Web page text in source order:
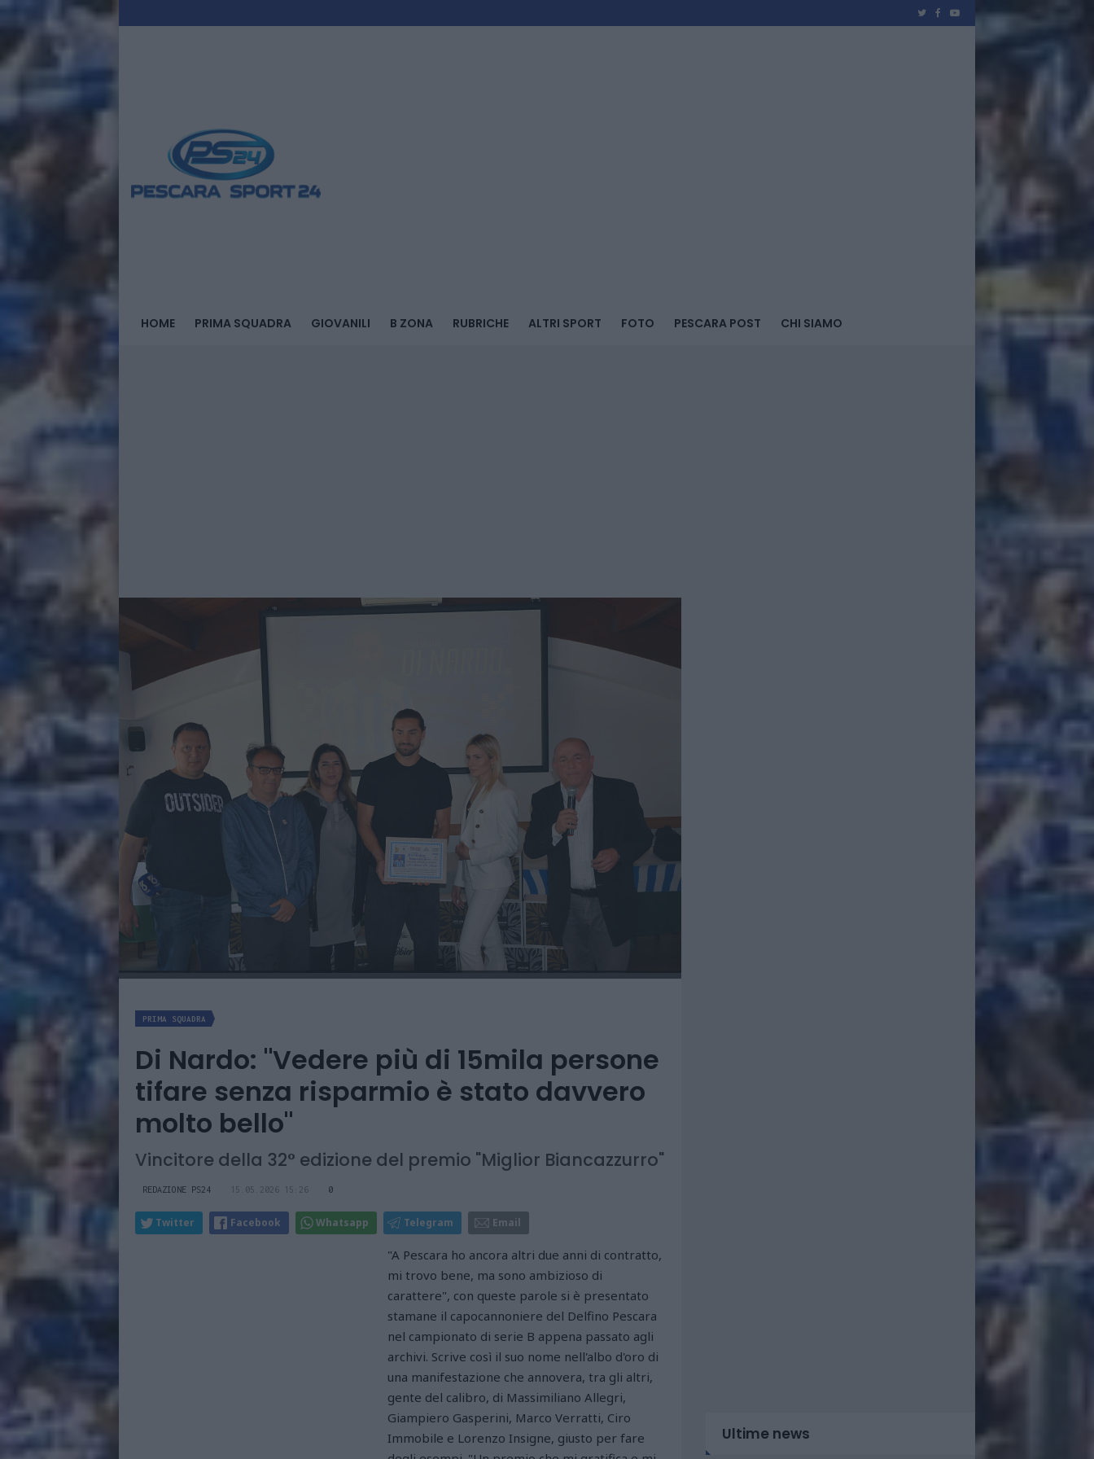
HOME PRIMA SQUADRA GIOVANILI B ZONA RUBRICHE ALTRI SPORT FOTO PESCARA POST CHI SIAMO
PRIMA SQUADRA
Di Nardo: "Vedere più di 15mila persone
tifare senza risparmio è stato davvero
molto bello"
Vincitore della 32° edizione del premio "Miglior Biancazzurro"
REDAZIONE PS24 15.05.2026 15:26 0
Twitter Facebook Whatsapp Telegram Email
"A Pescara ho ancora altri due anni di contratto,
mi trovo bene, ma sono ambizioso di
carattere", con queste parole si è presentato
stamane il capocannoniere del Delfino Pescara
nel campionato di serie B appena passato agli
archivi. Scrive così il suo nome nell'albo d'oro di
una manifestazione che annovera, tra gli altri,
gente del calibro, di Massimiliano Allegri,
Giampiero Gasperini, Marco Verratti, Ciro
Immobile e Lorenzo Insigne, giusto per fare
Ultime news